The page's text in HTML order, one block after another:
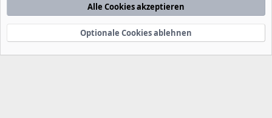
Nutzungsbedingungen Datenschutzerklärung
Startseite
e
Community platform by XenForo® © 2010-2022 XenForo Ltd.
xenDach©2010-2014
Alle Cookies akzeptieren
Optionale Cookies ablehnen